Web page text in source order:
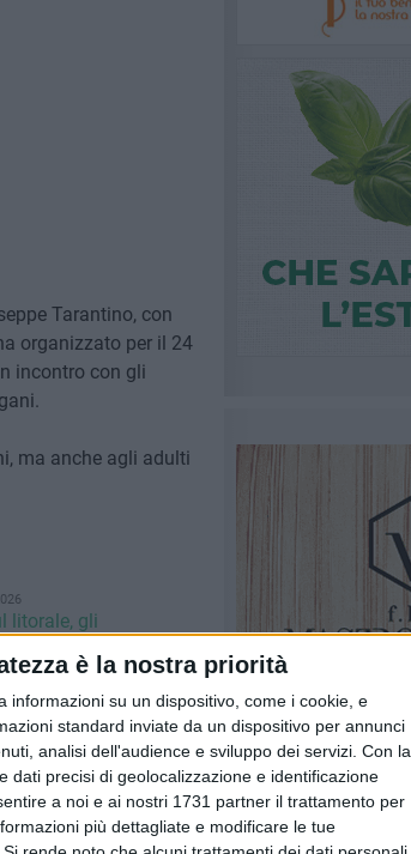
è la nostra priorità
informazioni su un dispositivo, come i cookie, e
standard inviate da un dispositivo per annunci
analisi dell'audience e sviluppo dei servizi. Con la
dati precisi di geolocalizzazione e identificazione
a noi e ai nostri 1731 partner il trattamento per
più dettagliate e modificare le tue
Tarantino, con
organizzato per il 24
incontro con gli
ma anche agli adulti
litorale, gli
- FOTO